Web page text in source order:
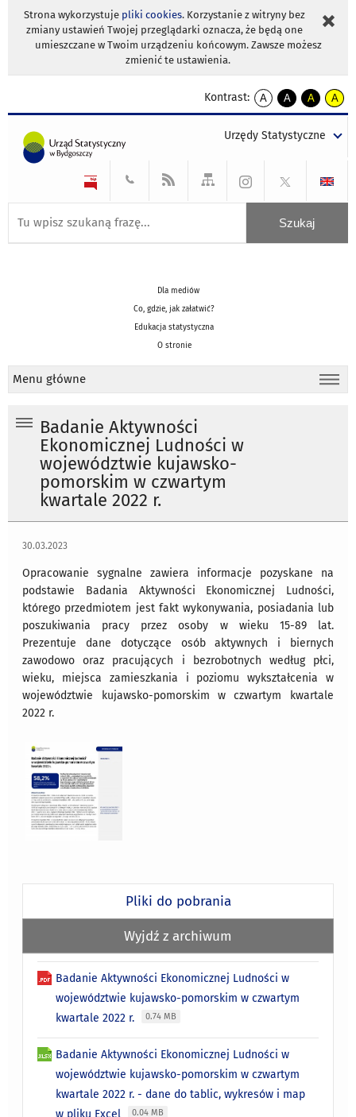
Strona wykorzystuje pliki cookies. Korzystanie z witryny bez
zmiany ustawień Twojej przeglądarki oznacza, że będą one
umieszczane w Twoim urządzeniu końcowym. Zawsze możesz
zmienić te ustawienia.
Kontrast:
A
kontrast
A
kontrast
tekst
czarnym
A
kontrast
tekst
czarnym
A
tekst
żółtym
Urzędy Statystyczne
Dla mediów
Co, gdzie, jak załatwić?
Edukacja statystyczna
O stronie
Menu główne
Badanie Aktywności
Ekonomicznej Ludności w
województwie kujawsko-
pomorskim w czwartym
kwartale 2022 r.
30.03.2023
Opracowanie sygnalne zawiera informacje pozyskane na
podstawie Badania Aktywności Ekonomicznej Ludności,
którego przedmiotem jest fakt wykonywania, posiadania lub
poszukiwania pracy przez osoby w wieku 15-89 lat.
Prezentuje dane dotyczące osób aktywnych i biernych
zawodowo oraz pracujących i bezrobotnych według płci,
wieku, miejsca zamieszkania i poziomu wykształcenia w
województwie kujawsko-pomorskim w czwartym kwartale
2022 r.
Pliki do pobrania
Wyjdź z archiwum
Badanie Aktywności Ekonomicznej Ludności w
województwie kujawsko-pomorskim w czwartym
kwartale 2022 r.
0.74 MB
Badanie Aktywności Ekonomicznej Ludności w
województwie kujawsko-pomorskim w czwartym
kwartale 2022 r. - dane do tablic, wykresów i map
w pliku Excel
0.04 MB